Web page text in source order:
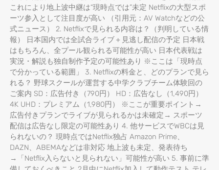
これにより地上波中継は“現時点では”未定 Netflixの大型スポ
ーツ参入として注目度が高い （引用元：AV Watchなどの公
式ニュース） 2. Netflixで見られる内容は？（判明している情
報） 日本国内では全試合ライブ＋見逃し配信の予定 日本戦
はもちろん、全プール観られる可能性が高い 日本代表戦は
実況・解説も独自制作予定の可能性あり ※ここは「現時点
で分かっている範囲」 3. Netflixの料金と、どのプランで見ら
れる？ 野球スクールが運営する中学クラブチーム体験回の
ご案内 SD：広告付き（790円） HD：広告なし（1,490円）
4K UHD：プレミアム（1,980円） ※ここが重要ポイント→
広告付きプランでライブが見られるかは未確定→ スポーツ
配信は広告なし限定の可能性あり 4. 他サービスでWBCは見
られないの？ 現時点ではNetflix独占 Amazon Prime、
DAZN、ABEMAなどは非対応 地上波も未定、発表待ち
→「Netflix入らないと見られない」可能性が高い 5. 事前に準